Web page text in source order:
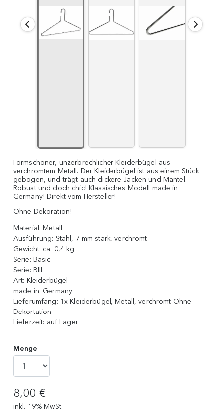
Formschöner, unzerbrechlicher Kleiderbügel aus
verchromtem Metall. Der Kleiderbügel ist aus einem Stück
gebogen, und trägt auch dickere Jacken und Mantel.
Robust und doch chic! Klassisches Modell made in
Germany! Direkt vom Hersteller!
Ohne Dekoration!
Material: Metall
Ausführung: Stahl, 7 mm stark, verchromt
Gewicht: ca. 0,4 kg
Serie: Basic
Serie: BIII
Art: Kleiderbügel
made in: Germany
Lieferumfang: 1x Kleiderbügel, Metall, verchromt Ohne
Dekortation
Lieferzeit: auf Lager
Menge
8,00 €
inkl. 19% MwSt.